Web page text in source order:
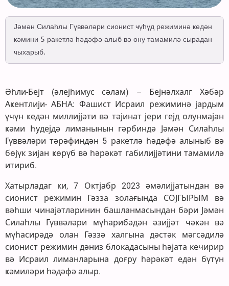
Јәмән Силаһлы Гүввәләри сионист ҹүһүд режиминә ҝедән
ҝәмини 5 ракетлә һәдәфә алыб вә ону тамамилә сырадан
чыхарыб.
Әһли-Бејт (әлејһимус сәлам) – Бејнәлхалг Хәбәр
Аҝентлији- АБНА: Фашист Исраил режиминә јардым
үчүн ҝедән миллијјәти вә тәјинат јери гејд олунмајан
ҝәми Һудејдә лиманынын гәрбиндә Јәмән Силаһлы
Гүввәләри тәрәфиндән 5 ракетлә һәдәфә алыныб вә
бөјүк зијан ҝөрүб вә һәрәкәт габилијјәтини тамамилә
итириб.
Хатырладаг ки, 7 Октјабр 2023 әмәлијјатындан вә
сионист режимин Гәзза золағында СОЈГЫРЫМ вә
вәһши ҹинајәтләринин башланмасындан бәри Јәмән
Силаһлы Гүввәләри мүһарибәдән әзијјәт чәкән вә
мүһасирәдә олан Гәззә халгына дәстәк мәгсәдилә
сионист режимин дәниз блокадасыны һәјата кечирир
вә Исраил лиманларына доғру һәрәкәт едән бүтүн
ҝәмиләри һәдәфә алыр.